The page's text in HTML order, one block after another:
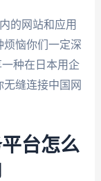
的网站和应用
烦恼你们一定深
种在日本用企
缝连接中国网
台怎么